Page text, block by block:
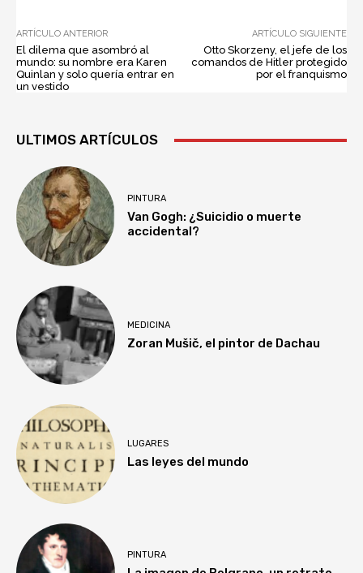
ARTÍCULO ANTERIOR
El dilema que asombró al
mundo: su nombre era Karen
Quinlan y solo quería entrar en
un vestido
ARTÍCULO SIGUIENTE
Otto Skorzeny, el jefe de los
comandos de Hitler protegido
por el franquismo
ULTIMOS ARTÍCULOS
PINTURA
Van Gogh: ¿Suicidio o muerte
accidental?
MEDICINA
Zoran Mušič, el pintor de Dachau
LUGARES
Las leyes del mundo
PINTURA